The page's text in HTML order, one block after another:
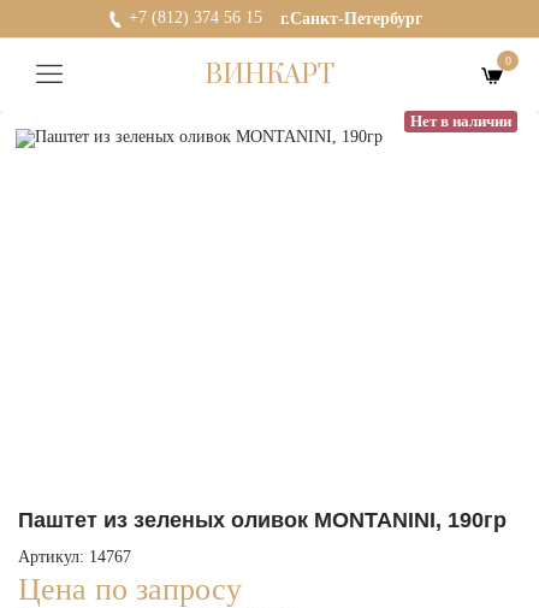
+7 (812) 374 56 15 г.Санкт-Петербург
ВИНКАРТ 0
Нет в наличии
Паштет из зеленых оливок MONTANINI, 190гр
Артикул: 14767
Цена по запросу